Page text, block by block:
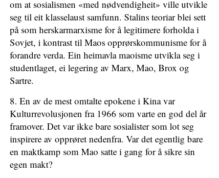
om at sosialismen «med ­nødvendigheit» ville utvikle
seg til eit klasselaust samfunn. Stalins teoriar blei sett
på som herskarmarxisme for å legitimere forholda i
Sovjet, i kontrast til Maos opprørskommunisme for å
forandre verda. Ein heimavla maoisme utvikla seg i
studentlaget, ei legering av Marx, Mao, Brox og
Sartre.
8. En av de mest omtalte epokene i Kina var
Kulturrevolusjonen fra 1966 som varte en god del år
framover. Det var ikke bare sosialister som lot seg
inspirere av opprøret nedenfra. Var det egentlig bare
en maktkamp som Mao satte i gang for å sikre sin
egen makt?